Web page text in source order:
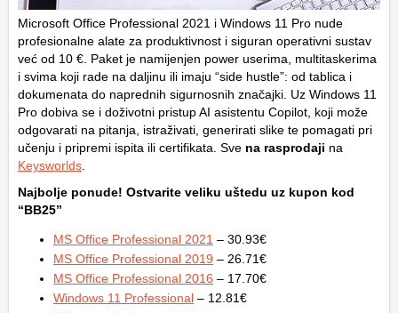
Microsoft Office Professional 2021 i Windows 11 Pro nude
profesionalne alate za produktivnost i siguran operativni sustav
već od 10 €. Paket je namijenjen power userima, multitaskerima
i svima koji rade na daljinu ili imaju “side hustle”: od tablica i
dokumenata do naprednih sigurnosnih značajki. Uz Windows 11
Pro dobiva se i doživotni pristup AI asistentu Copilot, koji može
odgovarati na pitanja, istraživati, generirati slike te pomagati pri
učenju i pripremi ispita ili certifikata. Sve na rasprodaji na
Keysworlds
Najbolje ponude! Ostvarite veliku uštedu uz kupon kod
“BB25”
MS Office Professional 2021 – 30.93€
MS Office Professional 2019 – 26.71€
MS Office Professional 2016 – 17.70€
Windows 11 Professional – 12.81€